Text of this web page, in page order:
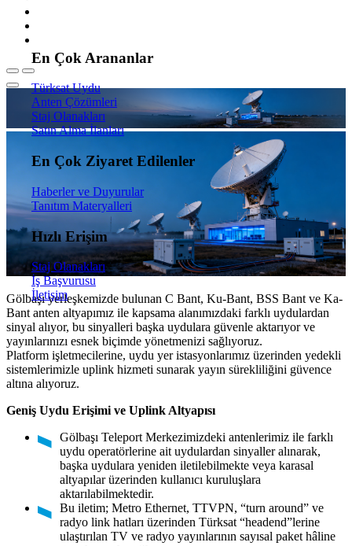
En Çok Arananlar
Türksat Uydu
Anten Çözümleri
Staj Olanakları
Satın Alma İlanları
En Çok Ziyaret Edilenler
Haberler ve Duyurular
Tanıtım Materyalleri
Hızlı Erişim
Staj Olanakları
İş Başvurusu
İletişim
Gölbaşı yerleşkemizde bulunan C Bant, Ku-Bant, BSS Bant ve Ka-
Bant anten altyapımız ile kapsama alanımızdaki farklı uydulardan
sinyal alıyor, bu sinyalleri başka uydulara güvenle aktarıyor ve
yayınlarınızı esnek biçimde yönetmenizi sağlıyoruz.
Platform işletmecilerine, uydu yer istasyonlarımız üzerinden yedekli
sistemlerimizle uplink hizmeti sunarak yayın sürekliliğini güvence
altına alıyoruz.
Geniş Uydu Erişimi ve Uplink Altyapısı
Gölbaşı Teleport Merkezimizdeki antenlerimiz ile farklı
uydu operatörlerine ait uydulardan sinyaller alınarak,
başka uydulara yeniden iletilebilmekte veya karasal
altyapılar üzerinden kullanıcı kuruluşlara
aktarılabilmektedir.
Bu iletim; Metro Ethernet, TTVPN, “turn around” ve
radyo link hatları üzerinden Türksat “headend”lerine
ulaştırılan TV ve radyo yayınlarının sayısal paket hâline